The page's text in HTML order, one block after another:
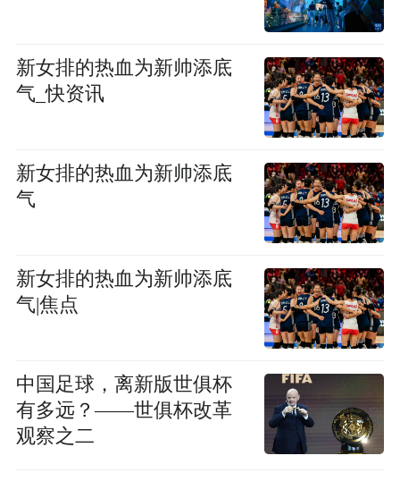
新女排的热血为新帅添底
气_快资讯
新女排的热血为新帅添底
气
新女排的热血为新帅添底
气|焦点
中国足球，离新版世俱杯
有多远？——世俱杯改革
观察之二